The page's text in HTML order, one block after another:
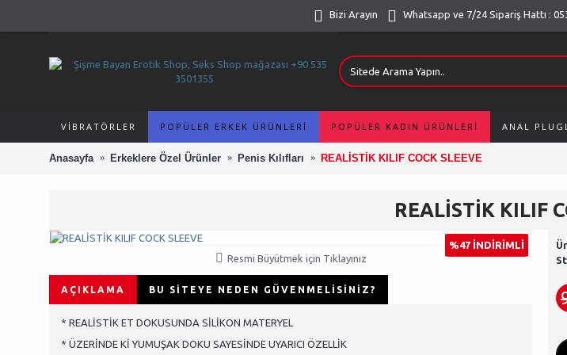
Bizi Arayın Whatsapp ve 7/24 Sipariş Hattı :
VIBRATÖRLER POPÜLER ERKEK ÜRÜNLERI POPÜLER KADIN ÜRÜNLERI ANAL
Anasayfa Erkeklere Özel Ürünler Penis Kılıfları REALİSTİK KILIF COCK SLEEVE
REALİSTİK KILIF
%47 İNDİRİMLİ
Resmi Büyütmek için Tıklayınız
AÇIKLAMA BU SITEYE NEDEN GÜVENMELISINIZ?
* REALİSTİK ET DOKUSUNDA SİLİKON MATERYEL
* ÜZERİNDE Kİ YUMUŞAK DOKU SAYESİNDE UYARICI ÖZELLİK